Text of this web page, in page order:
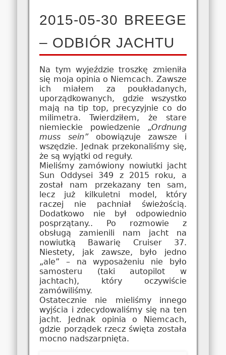
2015-05-30 BREEGE
– ODBIÓR JACHTU
Na tym wyjeździe troszkę zmieniła
się moja opinia o Niemcach. Zawsze
ich miałem za poukładanych,
uporządkowanych, gdzie wszystko
mają na tip top, precyzyjnie co do
milimetra. Twierdziłem, że stare
niemieckie powiedzenie „Ordnung
muss sein”obowiązuje zawsze i
wszędzie. Jednak przekonaliśmy się,
że są wyjątki od reguły.
Mieliśmy zamówiony nowiutki jacht
Sun Oddysei 349 z 2015 roku, a
został nam przekazany ten sam,
lecz już kilkuletni model, który
raczej nie pachniał świeżością.
Dodatkowo nie był odpowiednio
posprzątany.. Po rozmowie z
obsługą zamienili nam jacht na
nowiutką Bawarię Cruiser 37.
Niestety, jak zawsze, było jedno
„ale” – na wyposażeniu nie było
samosteru (taki autopilot w
jachtach), który oczywiście
zamówiliśmy.
Ostatecznie nie mieliśmy innego
wyjścia i zdecydowaliśmy się na ten
jacht. Jednak opinia o Niemcach,
gdzie porządek rzecz święta została
mocno nadszarpnięta.